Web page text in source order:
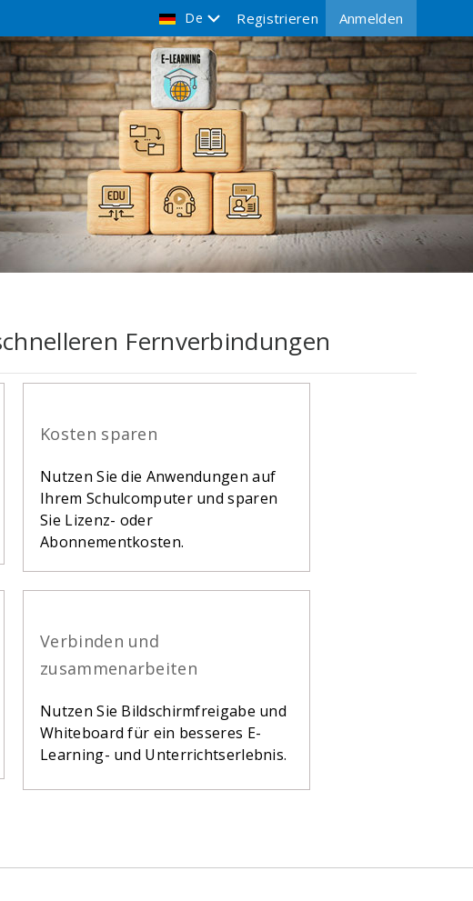
De Anmelden
Registrieren
Fernverbindungen
Kosten sparen
Nutzen Sie die Anwendungen auf
Ihrem Schulcomputer und sparen
Sie Lizenz- oder
Abonnementkosten.
Verbinden und
zusammenarbeiten
Nutzen Sie Bildschirmfreigabe und
Whiteboard für ein besseres E-
Learning- und Unterrichtserlebnis.